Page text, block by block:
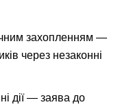
захопленням —
через незаконні
дії — заява до